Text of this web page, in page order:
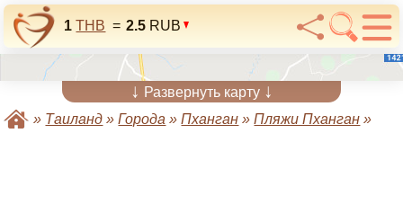
1 THB = 2.5 RUB
↓ Развернуть карту ↓
» Таиланд »Города »Пханган »Пляжи Пханган »